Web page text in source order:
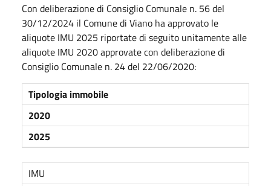
Con deliberazione di Consiglio Comunale n. 56 del
30/12/2024 il Comune di Viano ha approvato le
aliquote IMU 2025 riportate di seguito unitamente alle
aliquote IMU 2020 approvate con deliberazione di
Consiglio Comunale n. 24 del 22/06/2020:
Tipologia immobile
2020
2025
IMU